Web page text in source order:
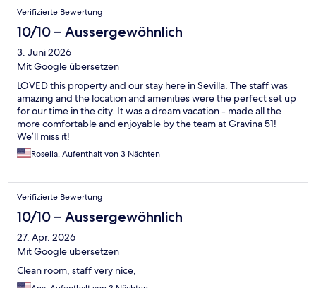
Verifizierte Bewertung
10/10 – Aussergewöhnlich
3. Juni 2026
Mit Google übersetzen
LOVED this property and our stay here in Sevilla. The staff was
amazing and the location and amenities were the perfect set up
for our time in the city. It was a dream vacation - made all the
more comfortable and enjoyable by the team at Gravina 51!
We’ll miss it!
Rosella, Aufenthalt von 3 Nächten
Verifizierte Bewertung
10/10 – Aussergewöhnlich
27. Apr. 2026
Mit Google übersetzen
Clean room, staff very nice,